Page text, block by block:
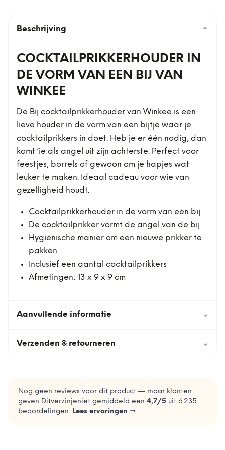
Beschrijving ⌄
COCKTAILPRIKKERHOUDER IN
DE VORM VAN EEN BIJ VAN
WINKEE
De Bij cocktailprikkerhouder van Winkee is een
lieve houder in de vorm van een bijtje waar je
cocktailprikkers in doet. Heb je er één nodig, dan
komt ‘ie als angel uit zijn achterste. Perfect voor
feestjes, borrels of gewoon om je hapjes wat
leuker te maken. Ideaal cadeau voor wie van
gezelligheid houdt.
Cocktailprikkerhouder in de vorm van een bij
De cocktailprikker vormt de angel van de bij
Hygiënische manier om een nieuwe prikker te
pakken
Inclusief een aantal cocktailprikkers
Afmetingen: 13 x 9 x 9 cm
Aanvullende informatie ⌄
Verzenden & retourneren ⌄
Nog geen reviews voor dit product — maar klanten
geven Ditverzinjeniet gemiddeld een 4,7/5 uit 6.235
beoordelingen. Lees ervaringen →